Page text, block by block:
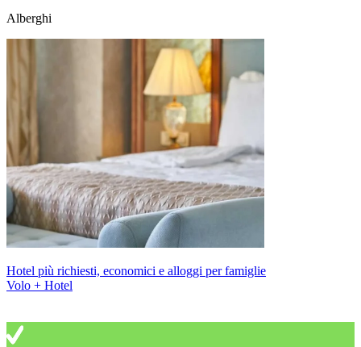
Alberghi
Hotel più richiesti, economici e alloggi per famiglie
Volo + Hotel